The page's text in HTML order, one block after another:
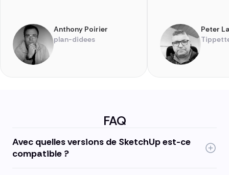
Anthony Poirier
plan-didees
Peter
FAQ
Avec quelles versions de SketchUp est-ce
compatible ?